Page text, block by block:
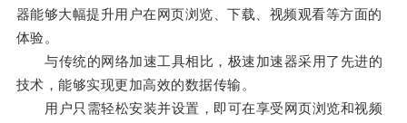
器能够大幅提升用户在网页浏览、下载、视频观看等方面的
体验。
与传统的网络加速工具相比，极速加速器采用了先进的
技术，能够实现更加高效的数据传输。
用户只需轻松安装并设置，即可在享受网页浏览和视频